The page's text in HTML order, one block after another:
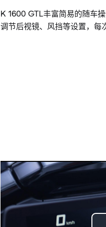
K 1600 GTL丰富简易的随车
调节后视镜、风挡等设置，每